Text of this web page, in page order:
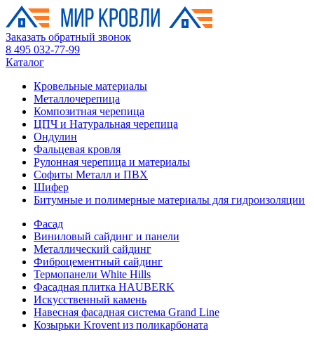
Заказать обратный звонок
8 495 032-77-99
Каталог
Кровельные материалы
Металлочерепица
Композитная черепица
ЦПЧ и Натуральная черепица
Ондулин
Фальцевая кровля
Рулонная черепица и материалы
Софиты Металл и ПВХ
Шифер
Битумные и полимерные материалы для гидроизоляции
Фасад
Виниловый сайдинг и панели
Металлический сайдинг
Фиброцементный сайдинг
Термопанели White Hills
Фасадная плитка HAUBERK
Искусственный камень
Навесная фасадная система Grand Line
Козырьки Krovent из поликарбоната